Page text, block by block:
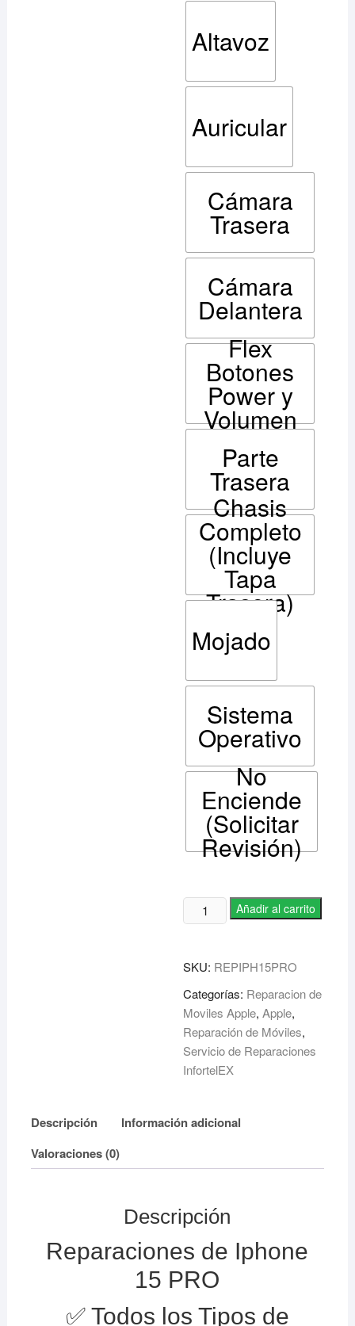
Altavoz
Auricular
Cámara
Trasera
Cámara
Delantera
Flex
Botones
Power y
Volumen
Parte
Trasera
Chasis
Completo
(Incluye
Tapa
Trasera)
Mojado
Sistema
Operativo
No
Enciende
(Solicitar
Revisión)
Reparaciones
de
15
cantidad
Añadir al carrito
SKU: REPIPH15PRO
Categorías: Reparacion de
Moviles Apple,Apple,
Reparación de Móviles,
Servicio de Reparaciones
InfortelEX
Descripción
Información adicional
Valoraciones (0)
Descripción
Reparaciones de Iphone
15 PRO
✅ Todos los Tipos de